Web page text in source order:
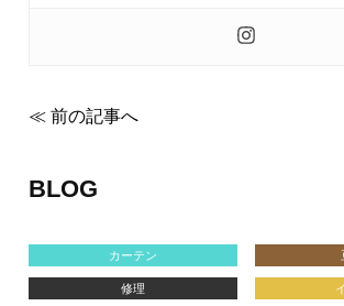
≪ 前の記事へ
BLOG
カーテン
修理